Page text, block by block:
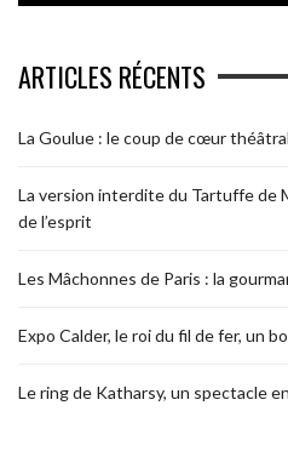
ARTICLES RÉCENTS
La Goulue : le coup de cœur
La version interdite du Tartuffe de
de l’esprit
Les Mâchonnes de Paris : la
Expo Calder, le roi du fil de fer, un
Le ring de Katharsy, un spectacle